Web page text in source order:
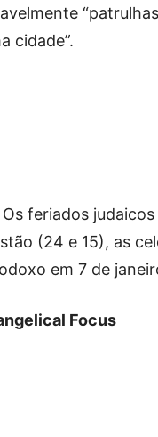
cidade”.
feriados
(24 e 15), as
em 7 de
Focus